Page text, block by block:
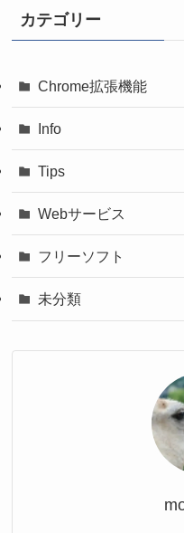
カテゴリー
Chrome拡張機能
Info
Tips
Webサービス
フリーソフト
未分類